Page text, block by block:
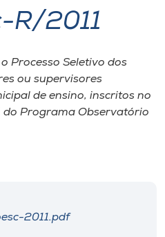
R/2011
Processo Seletivo dos
ou supervisores
de ensino, inscritos no
Programa Observatório
2011.pdf